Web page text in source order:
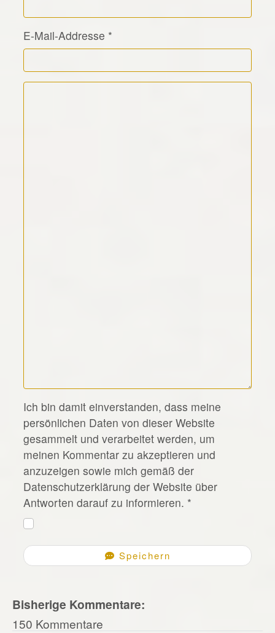
E-Mail-Addresse *
Kommentar Text
*
Ich bin damit einverstanden, dass meine
persönlichen Daten von dieser Website
gesammelt und verarbeitet werden, um
meinen Kommentar zu akzeptieren und
anzuzeigen sowie mich gemäß der
Datenschutzerklärung der Website über
Antworten darauf zu informieren. *
Speichern
Bisherige Kommentare:
150 Kommentare